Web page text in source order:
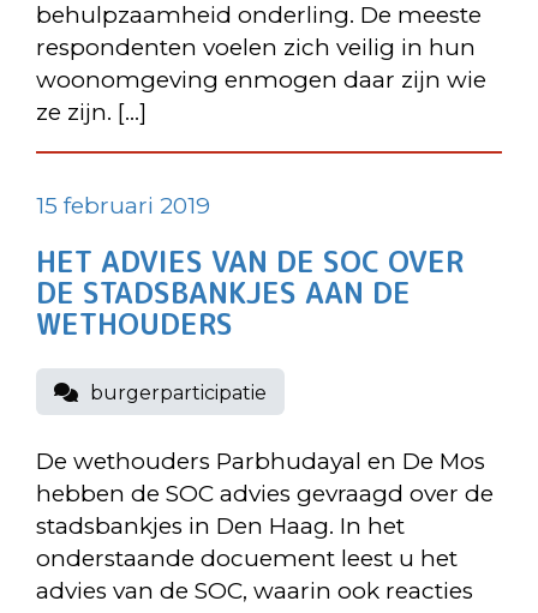
behulpzaamheid onderling. De meeste
respondenten voelen zich veilig in hun
woonomgeving enmogen daar zijn wie
ze zijn. […]
15 februari 2019
HET ADVIES VAN DE SOC OVER
DE STADSBANKJES AAN DE
WETHOUDERS
burgerparticipatie
De wethouders Parbhudayal en De Mos
hebben de SOC advies gevraagd over de
stadsbankjes in Den Haag. In het
onderstaande docuement leest u het
advies van de SOC, waarin ook reacties